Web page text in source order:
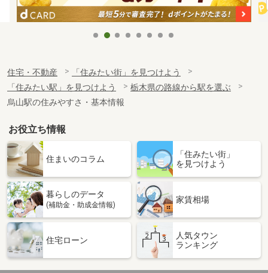
住宅・不動産
「住みたい街」を見つけよう
「住みたい駅」を見つけよう
栃木県の路線から駅を選ぶ
烏山駅の住みやすさ・基本情報
お役立ち情報
住まいのコラム
「住みたい街」
を見つけよう
暮らしのデータ
(補助金・助成金情報)
家賃相場
住宅ローン
人気タウン
ランキング